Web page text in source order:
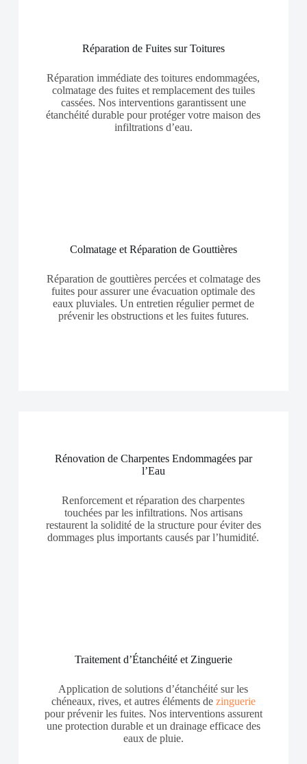
Réparation de Fuites sur Toitures
Réparation immédiate des toitures endommagées,
colmatage des fuites et remplacement des tuiles
cassées. Nos interventions garantissent une
étanchéité durable pour protéger votre maison des
infiltrations d’eau.
Colmatage et Réparation de Gouttières
Réparation de gouttières percées et colmatage des
fuites pour assurer une évacuation optimale des
eaux pluviales. Un entretien régulier permet de
prévenir les obstructions et les fuites futures.
Rénovation de Charpentes Endommagées par
l’Eau
Renforcement et réparation des charpentes
touchées par les infiltrations. Nos artisans
restaurent la solidité de la structure pour éviter des
dommages plus importants causés par l’humidité.
Traitement d’Étanchéité et Zinguerie
Application de solutions d’étanchéité sur les
chéneaux, rives, et autres éléments de zinguerie
pour prévenir les fuites. Nos interventions assurent
une protection durable et un drainage efficace des
eaux de pluie.